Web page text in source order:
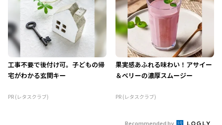
工事不要で後付け可。子どもの帰
宅がわかる玄関キー
PR (レタスクラブ)
果実感あふれる味わい！アサイー
＆ベリーの濃厚スムージー
PR (レタスクラブ)
Recommended by